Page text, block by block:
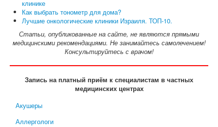
клинике
Как выбрать тонометр для дома?
Лучшие онкологические клиники Израиля. ТОП-10.
Статьи, опубликованные на сайте, не являются прямыми
медицинскими рекомендациями. Не занимайтесь самолечением!
Консультируйтесь с врачом!
Запись на платный приём к специалистам в частных
медицинских центрах
Акушеры
Аллергологи